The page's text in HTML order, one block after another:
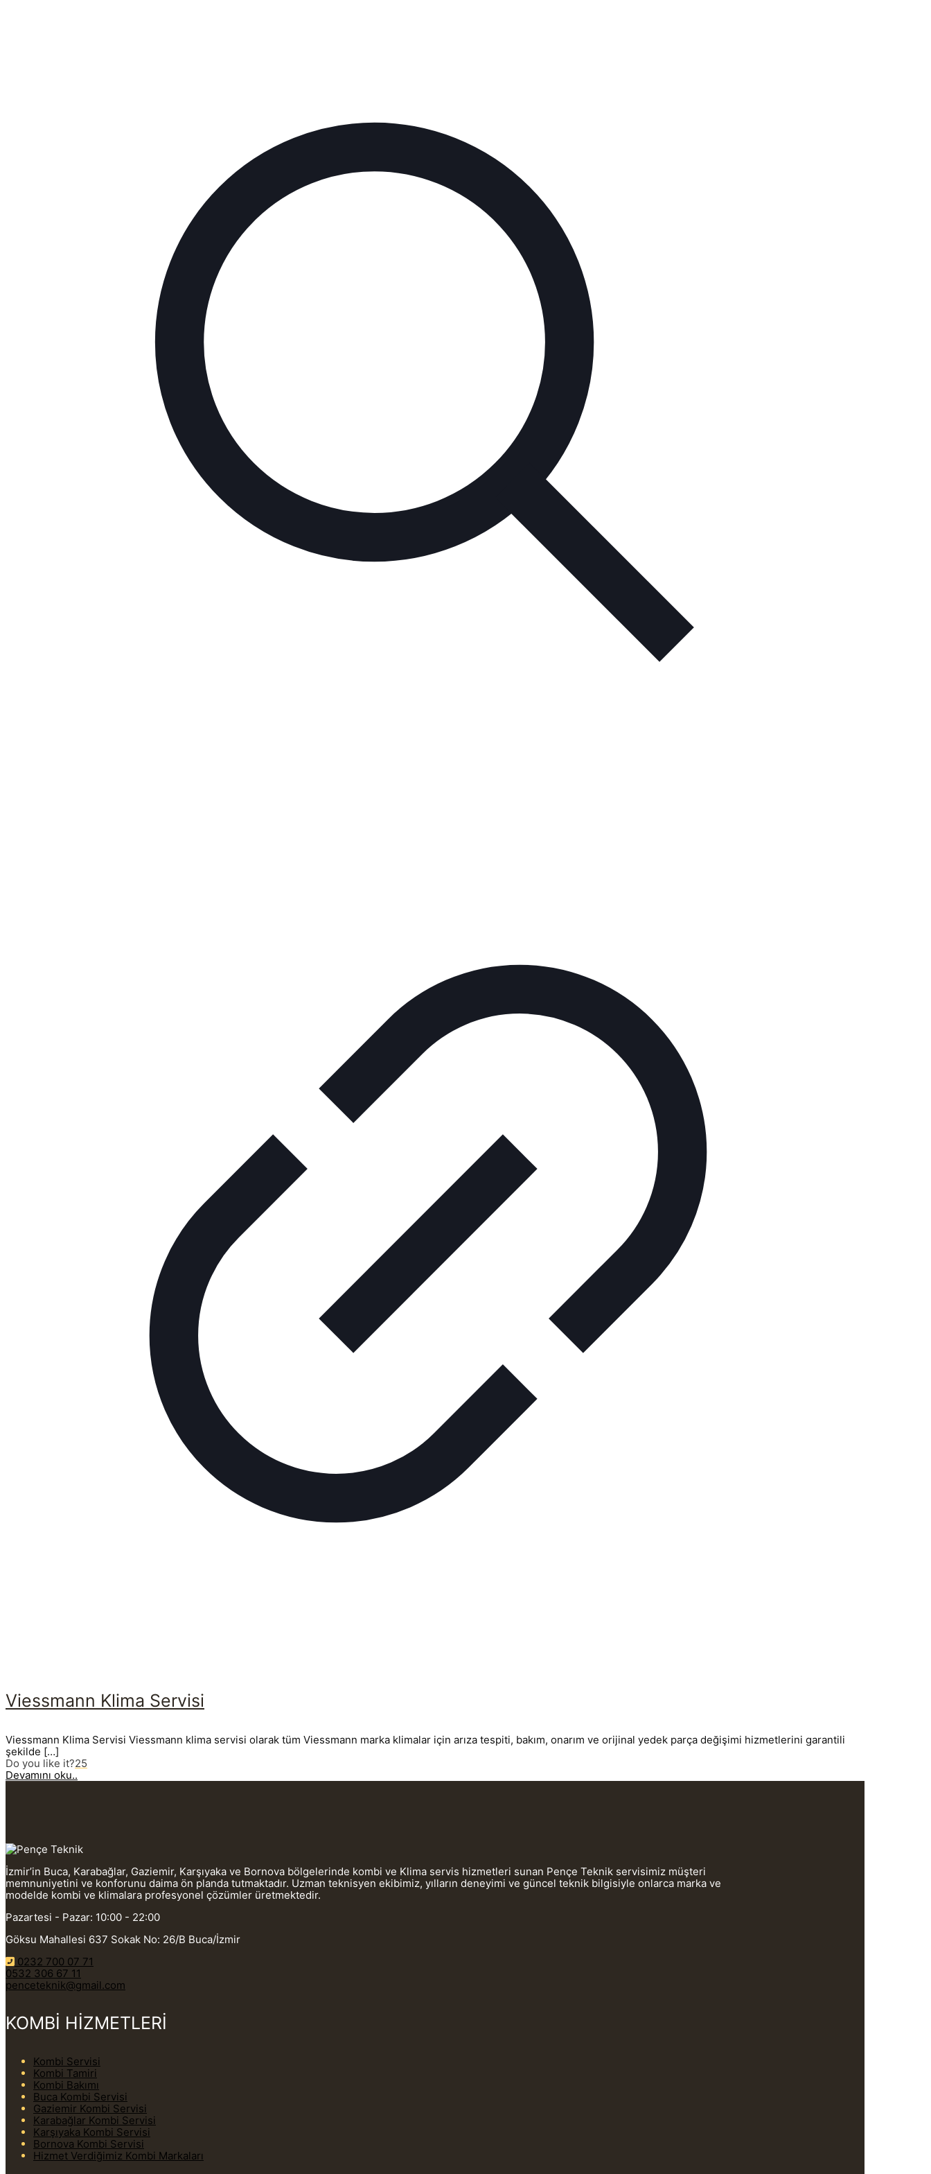
Viessmann Klima Servisi
Viessmann Klima Servisi Viessmann klima servisi olarak tüm Viessmann marka klimalar için arıza tespiti, bakım, onarım ve orijinal yedek parça değişimi hizmetlerini garantili
şekilde […]
Do you like it?25
Devamını oku..
İzmir’in Buca, Karabağlar, Gaziemir, Karşıyaka ve Bornova bölgelerinde kombi ve Klima servis hizmetleri sunan Pençe Teknik servisimiz müşteri
memnuniyetini ve konforunu daima ön planda tutmaktadır. Uzman teknisyen ekibimiz, yılların deneyimi ve güncel teknik bilgisiyle onlarca marka ve
modelde kombi ve klimalara profesyonel çözümler üretmektedir.
Pazartesi - Pazar: 10:00 - 22:00
Göksu Mahallesi 637 Sokak No: 26/B Buca/İzmir
0232 700 07 71
0532 306 67 11
penceteknik@gmail.com
KOMBİ HİZMETLERİ
Kombi Servisi
Kombi Tamiri
Kombi Bakımı
Buca Kombi Servisi
Gaziemir Kombi Servisi
Karabağlar Kombi Servisi
Karşıyaka Kombi Servisi
Bornova Kombi Servisi
Hizmet Verdiğimiz Kombi Markaları